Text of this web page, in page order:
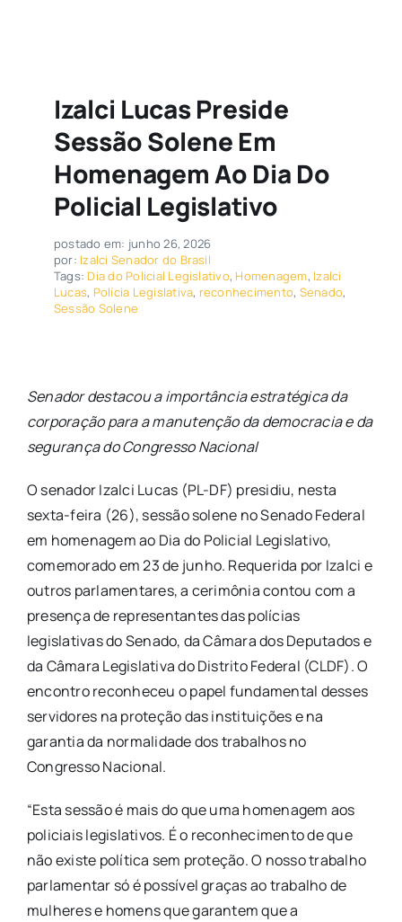
Izalci Lucas Preside
Sessão Solene Em
Homenagem Ao Dia Do
Policial Legislativo
postado em: junho 26, 2026
por: Izalci Senador do Brasil
Tags: Dia do Policial Legislativo, Homenagem, Izalci
Lucas, Polícia Legislativa, reconhecimento, Senado,
Sessão Solene
Senador destacou a importância estratégica da
corporação para a manutenção da democracia e da
segurança do Congresso Nacional
O senador Izalci Lucas (PL-DF) presidiu, nesta
sexta-feira (26), sessão solene no Senado Federal
em homenagem ao Dia do Policial Legislativo,
comemorado em 23 de junho. Requerida por Izalci e
outros parlamentares, a cerimônia contou com a
presença de representantes das polícias
legislativas do Senado, da Câmara dos Deputados e
da Câmara Legislativa do Distrito Federal (CLDF). O
encontro reconheceu o papel fundamental desses
servidores na proteção das instituições e na
garantia da normalidade dos trabalhos no
Congresso Nacional.
“Esta sessão é mais do que uma homenagem aos
policiais legislativos. É o reconhecimento de que
não existe política sem proteção. O nosso trabalho
parlamentar só é possível graças ao trabalho de
mulheres e homens que garantem que a